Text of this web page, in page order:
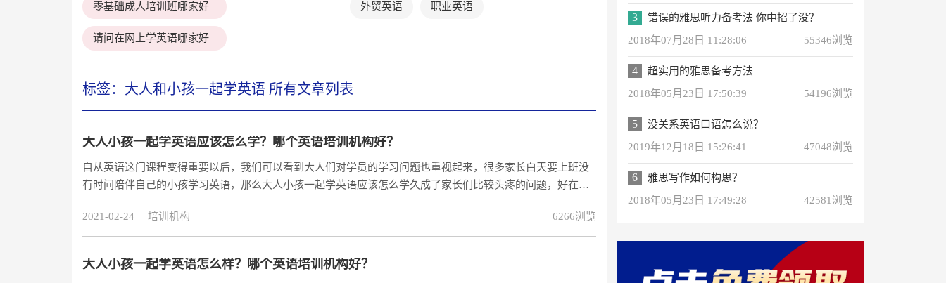
零基础成人培训班哪家好
请问在网上学英语哪家好
外贸英语 职业英语
标签：大人和小孩一起学英语 所有文章列表
大人小孩一起学英语应该怎么学？哪个英语培训机构好？
自从英语这门课程变得重要以后，我们可以看到大人们对学员的学习问题也重视起来，很多家长白天要上班没
有时间陪伴自己的小孩学习英语，那么大人小孩一起学英语应该怎么学久成了家长们比较头疼的问题，好在现
起来了解下哪个英语培训机构好，大人小学员该怎么一起学英语，希望对大家有用。
2021-02-24 培训机构 6266浏览
大人小孩一起学英语怎么样？哪个英语培训机构好？
3
错误的雅思听力备考法 你中招了没？
2018年07月28日 11:28:06
55346浏览
4
超实用的雅思备考方法
2018年05月23日 17:50:39
54196浏览
5
没关系英语口语怎么说？
2019年12月18日 15:26:41
47048浏览
6
雅思写作如何构思？
2018年05月23日 17:49:28
42581浏览